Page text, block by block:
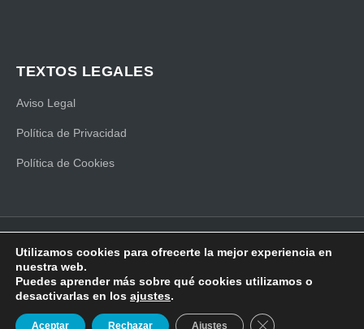
TEXTOS LEGALES
Aviso Legal
Política de Privacidad
Política de Cookies
Copyright Findyx © 2022. Todos los derechos reservados
Hecho a mano y con mucho ❤ por UNBUENPLAN GROUP
SOLICITAR
ENVÍANOS UN
Utilizamos cookies para ofrecerte la mejor experiencia en
nuestra web.
Puedes aprender más sobre qué cookies utilizamos o
desactivarlas en los ajustes.
Aceptar Rechazar Ajustes Cerrar el banner